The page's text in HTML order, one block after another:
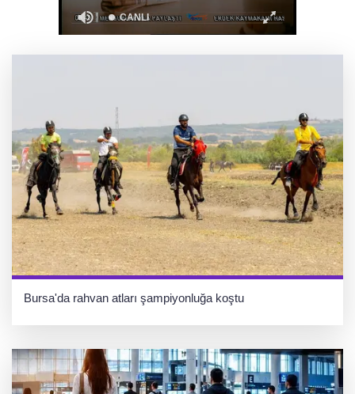
Bursa’da 700 yıllık ruh marşlarla yaşatılıyor
Bursa'da rahvan atları şampiyonluğa koştu